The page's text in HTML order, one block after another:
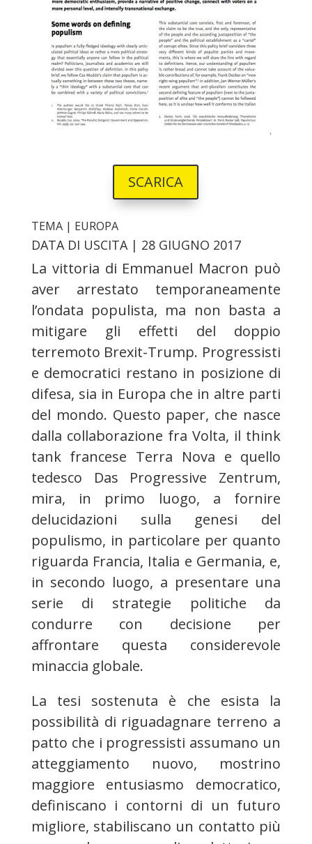
SCARICA
TEMA | EUROPA
DATA DI USCITA | 28 GIUGNO 2017
La vittoria di Emmanuel Macron può
aver arrestato temporaneamente
l’ondata populista, ma non basta a
mitigare gli effetti del doppio
terremoto Brexit-Trump. Progressisti
e democratici restano in posizione di
difesa, sia in Europa che in altre parti
del mondo. Questo paper, che nasce
dalla collaborazione fra Volta, il think
tank francese Terra Nova e quello
tedesco Das Progressive Zentrum,
mira, in primo luogo, a fornire
delucidazioni sulla genesi del
populismo, in particolare per quanto
riguarda Francia, Italia e Germania, e,
in secondo luogo, a presentare una
serie di strategie politiche da
condurre con decisione per
affrontare questa considerevole
minaccia globale.
La tesi sostenuta è che esista la
possibilità di riguadagnare terreno a
patto che i progressisti assumano un
atteggiamento nuovo, mostrino
maggiore entusiasmo democratico,
definiscano i contorni di un futuro
migliore, stabiliscano un contatto più